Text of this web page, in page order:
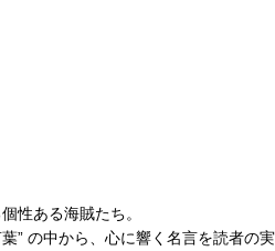
性ある海賊たち。
” の中から、心に響く名言を読者の実